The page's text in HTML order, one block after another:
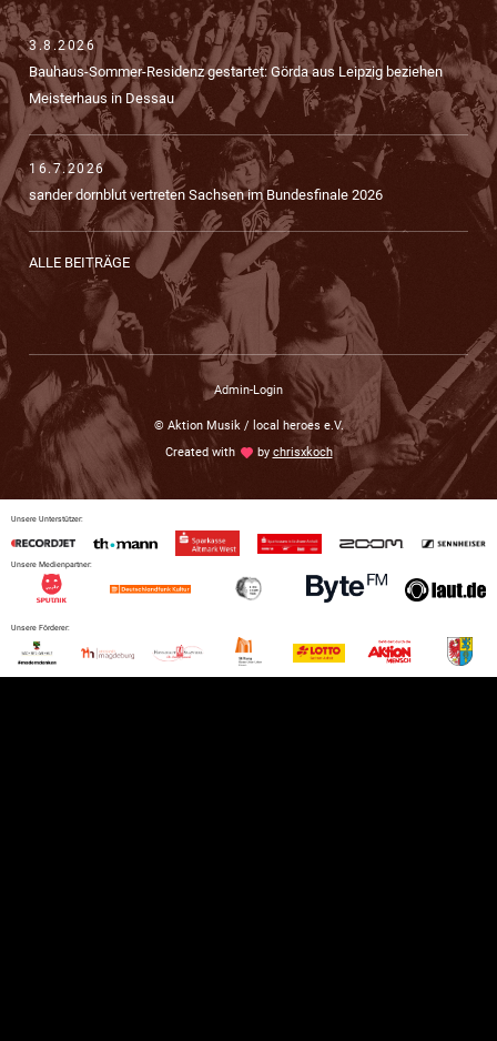
3.8.2026
Bauhaus-Sommer-Residenz gestartet: Görda aus Leipzig beziehen
Meisterhaus in Dessau
16.7.2026
sander dornblut vertreten Sachsen im Bundesfinale 2026
ALLE BEITRÄGE
Admin-Login
© Aktion Musik / local heroes e.V.
Created withlove by chrisxkoch
Unsere Unterstützer:
Unsere Medienpartner:
Unsere Förderer: